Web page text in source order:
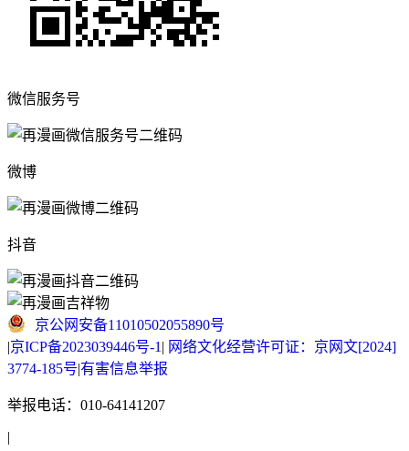
微信服务号
微博
抖音
京公网安备11010502055890号
|京ICP备2023039446号-1 | 网络文化经营许可证：京网文[2024]
3774-185号|有害信息举报
举报电话：010-64141207
|